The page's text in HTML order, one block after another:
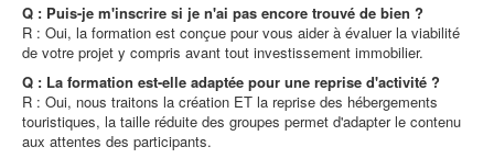
Q : Puis-je m'inscrire si je n'ai pas encore trouvé de bien ?
R : Oui, la formation est conçue pour vous aider à évaluer la viabilité
de votre projet y compris avant tout investissement immobilier.
Q : La formation est-elle adaptée pour une reprise d'activité ?
R : Oui, nous traitons la création ET la reprise des hébergements
touristiques, la taille réduite des groupes permet d'adapter le contenu
aux attentes des participants.